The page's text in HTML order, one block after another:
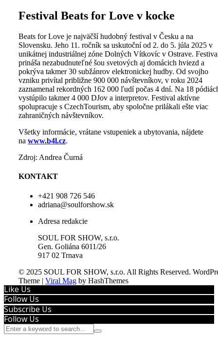
Festival Beats for Love v kocke
Beats for Love je najväčší hudobný festival v Česku a na
Slovensku. Jeho 11. ročník sa uskutoční od 2. do 5. júla 2025 v
unikátnej industriálnej zóne Dolných Vítkovíc v Ostrave.
prináša nezabudnuteľné šou svetových aj domácich hviezd a
pokrýva takmer 30 subžánrov elektronickej hudby. Od svojho
vzniku privítal približne 900 000 návštevníkov, v roku 2024
zaznamenal rekordných 162 000 ľudí počas 4 dní. Na 18
vystúpilo takmer 4 000 DJov a interpretov. Festival aktívne
spolupracuje s CzechTourism, aby spoločne prilákali ešte viac
zahraničných návštevníkov.
Všetky informácie, vrátane vstupeniek a ubytovania, nájdete
na www.b4l.cz.
Zdroj: Andrea Čurná
KONTAKT
+421 908 726 546
adriana@soulforshow.sk
Adresa redakcie
SOUL FOR SHOW, s.r.o.
Gen. Goliána 6011/26
917 02 Trnava
© 2025 SOUL FOR SHOW, s.r.o. All Rights Reserved.
Theme | Viral Mag by HashThemes
Like Us
Follow Us
Subscribe Us
Follow Us